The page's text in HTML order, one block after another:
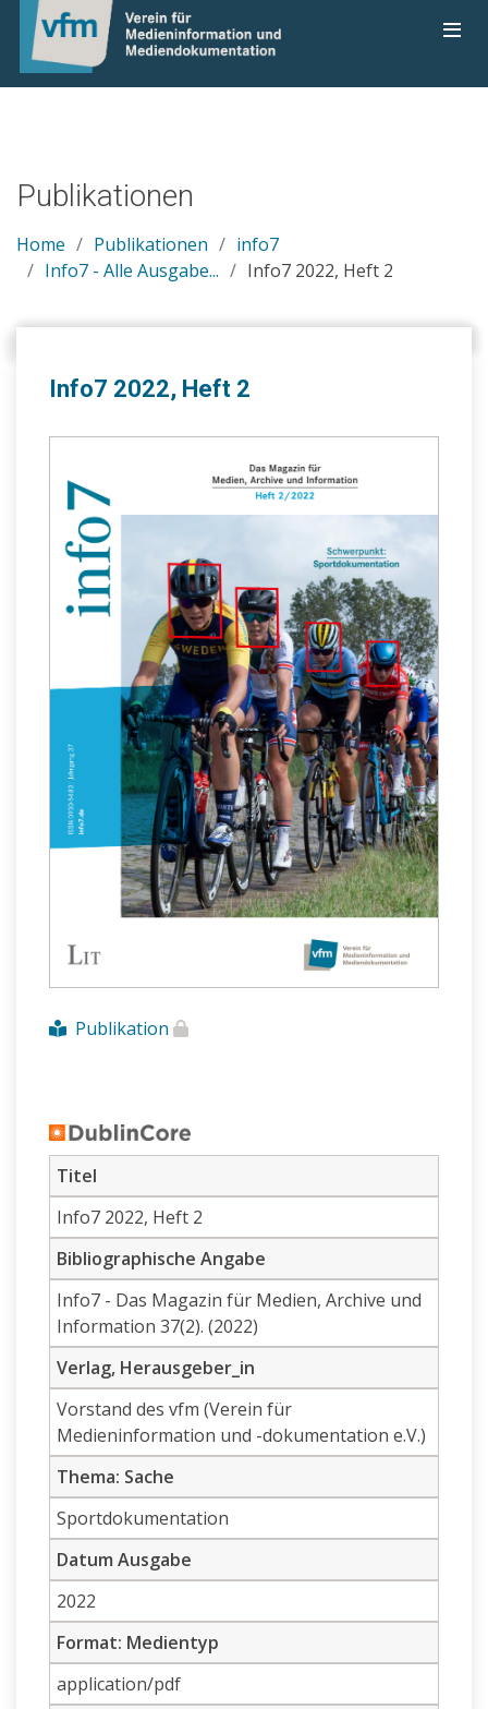
Publikationen
Home Publikationen
info7
Info7 - Alle Ausgabe...
Info7 2022, Heft 2
Info7 2022, Heft 2
Publikation
Titel
Info7 2022, Heft 2
Bibliographische Angabe
Info7 - Das Magazin für Medien, Archive und
Information 37(2). (2022)
Verlag, Herausgeber_in
Vorstand des vfm (Verein für
Medieninformation und -dokumentation e.V.)
Thema: Sache
Sportdokumentation
Datum Ausgabe
2022
Format: Medientyp
application/pdf